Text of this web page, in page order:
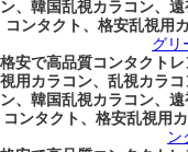
ン、韓国乱視カラコン、
コンタクト、格安乱視用
グリ
格安で高品質コンタクト
視用カラコン、乱視カラ
ン、韓国乱視カラコン、
コンタクト、格安乱視用
ン